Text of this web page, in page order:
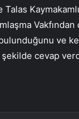
Talas
ve
şekilde cevap